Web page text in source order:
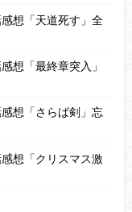
想「天道死す」全
想「最終章突入」
想「さらば剣」忘
想「クリスマス激